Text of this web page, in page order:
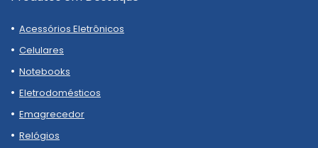
Acessórios Eletrônicos
Celulares
Notebooks
Eletrodomésticos
Emagrecedor
Relógios